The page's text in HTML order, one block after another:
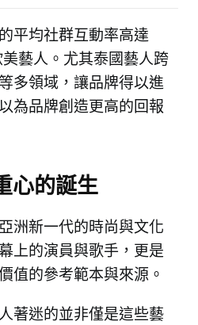
平均社群互動率高達
美藝人。尤其泰國藝人跨
多領域，讓品牌得以進
為品牌創造更高的回報
心的誕生
洲新一代的時尚與文化
上的演員與歌手，更是
值的參考範本與來源。
著迷的並非僅是這些藝